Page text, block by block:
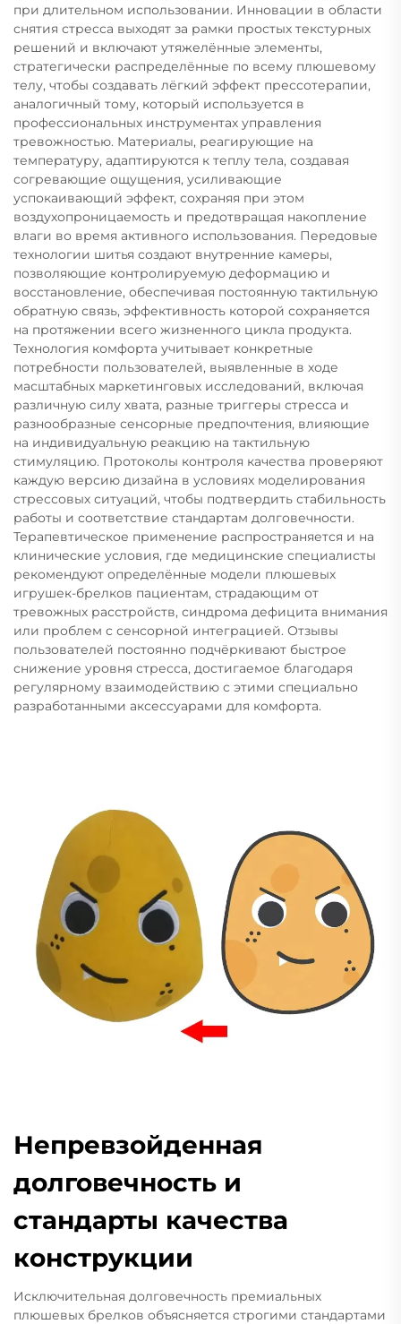
при длительном использовании. Инновации в области
снятия стресса выходят за рамки простых текстурных
решений и включают утяжелённые элементы,
стратегически распределённые по всему плюшевому
телу, чтобы создавать лёгкий эффект прессотерапии,
аналогичный тому, который используется в
профессиональных инструментах управления
тревожностью. Материалы, реагирующие на
температуру, адаптируются к теплу тела, создавая
согревающие ощущения, усиливающие
успокаивающий эффект, сохраняя при этом
воздухопроницаемость и предотвращая накопление
влаги во время активного использования. Передовые
технологии шитья создают внутренние камеры,
позволяющие контролируемую деформацию и
восстановление, обеспечивая постоянную тактильную
обратную связь, эффективность которой сохраняется
на протяжении всего жизненного цикла продукта.
Технология комфорта учитывает конкретные
потребности пользователей, выявленные в ходе
масштабных маркетинговых исследований, включая
различную силу хвата, разные триггеры стресса и
разнообразные сенсорные предпочтения, влияющие
на индивидуальную реакцию на тактильную
стимуляцию. Протоколы контроля качества проверяют
каждую версию дизайна в условиях моделирования
стрессовых ситуаций, чтобы подтвердить стабильность
работы и соответствие стандартам долговечности.
Терапевтическое применение распространяется и на
клинические условия, где медицинские специалисты
рекомендуют определённые модели плюшевых
игрушек-брелков пациентам, страдающим от
тревожных расстройств, синдрома дефицита внимания
или проблем с сенсорной интеграцией. Отзывы
пользователей постоянно подчёркивают быстрое
снижение уровня стресса, достигаемое благодаря
регулярному взаимодействию с этими специально
разработанными аксессуарами для комфорта.
Непревзойденная
долговечность и
стандарты качества
конструкции
Исключительная долговечность премиальных
плюшевых брелков объясняется строгими стандартами